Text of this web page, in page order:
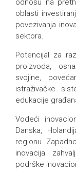
odnosu na
oblasti
povezivanja
sektora.
Potencijal za
proizvoda,
svojine,
istraživačke
edukacije
Vodeći
Danska,
regionu
inovacija
podrške